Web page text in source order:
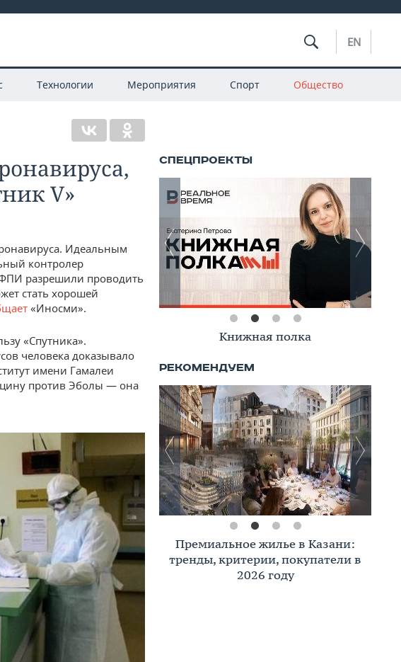
EN
Технологии Мероприятия Спорт Общество
V»
Идеальным
контролер
разрешили проводить
стать хорошей
«Иносми».
«Спутника».
человека доказывало
имени Гамалеи
против Эболы — она
Книжная полка
Премиальное жилье в Казани:
тренды, критерии, покупатели в
2026 году